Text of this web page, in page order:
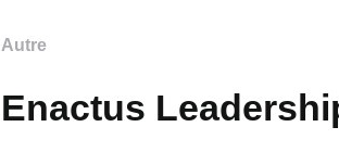
Autre
Enactus